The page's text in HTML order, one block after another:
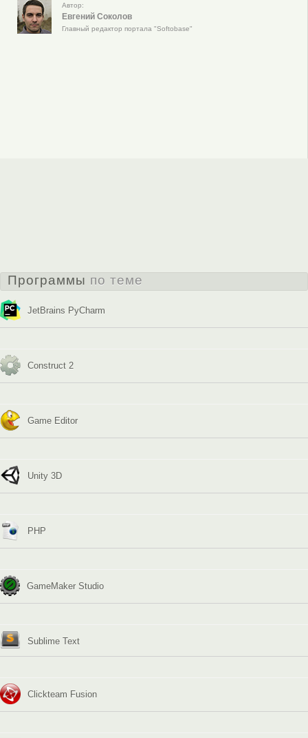
Автор:
Евгений Соколов
Главный редактор портала "Softobase"
Программы по теме
JetBrains PyCharm
Construct 2
Game Editor
Unity 3D
PHP
GameMaker Studio
Sublime Text
Clickteam Fusion